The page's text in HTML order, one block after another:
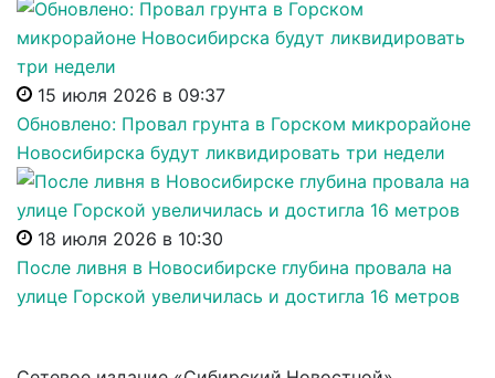
15 июля 2026 в 09:37
Обновлено: Провал грунта в Горском микрорайоне
Новосибирска будут ликвидировать три недели
18 июля 2026 в 10:30
После ливня в Новосибирске глубина провала на
улице Горской увеличилась и достигла 16 метров